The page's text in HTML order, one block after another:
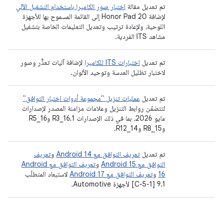
تم تعديل مقالة اختبار صور الكاميرا باستخدام التشغيل الآلي
لإضافة Honor Pad 20 إلى القائمة المسموح بها للأجهزة
اللوحية، ولإعادة ترتيب وتعديل التعليمات الخاصة بتشغيل
مشاهد ITS الفردية.
تم تعديل اختبارات ITS للكاميرا
لإضافة آليات تعذُّر وصور
لاختبار تظليل العدسة وتوحيد الألوان.
تم تعديل عمليات تنزيل "مجموعة أدوات اختبار التوافق"
لتتضمّن روابط التنزيل وعلامات مزامنة المصدر لإصدارات
مايو 2026، بما في ذلك الإصدارات 16.1_R3 و16_R5
و15_R8 و14_R12.
تم تعديل تعريف التوافق مع Android 14 وتعريف
التوافق مع Android 15
و
تعريف التوافق مع Android
16 وتعريف التوافق مع Android 17
لاستبعاد المتطلّب
9.1 [C-5-1] لأجهزة Automotive.